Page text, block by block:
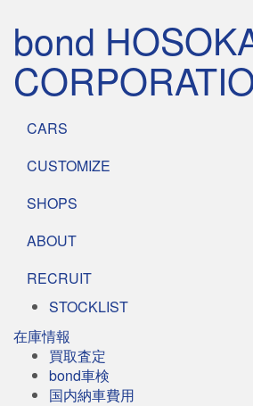
bond
CARS
CUSTOMIZE
SHOPS
ABOUT
RECRUIT
STOCKLIST
在庫情報
買取査定
bond車検
国内納車費用